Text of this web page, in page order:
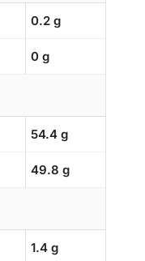
0.2 g
0 g
54.4 g
49.8 g
1.4 g